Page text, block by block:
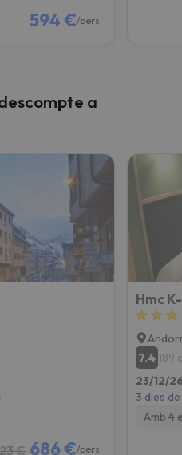
594 €/pers.
a
€ 686 €/pers.
Hmc
7.4 189
23/12/
3 dies
Amb 4